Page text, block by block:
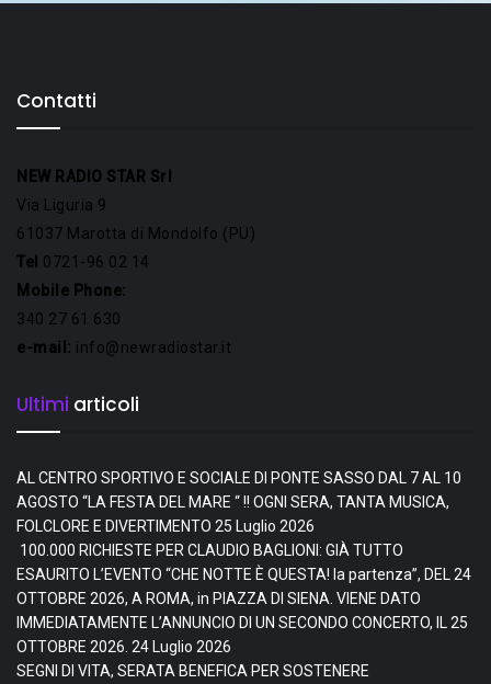
Contatti
NEW RADIO STAR Srl
Via Liguria 9
61037 Marotta di Mondolfo (PU)
Tel 0721-96 02 14
Mobile Phone:
340 27 61 630
e-mail: info@newradiostar.it
Ultimi articoli
AL CENTRO SPORTIVO E SOCIALE DI PONTE SASSO DAL 7 AL 10
AGOSTO “LA FESTA DEL MARE “ !! OGNI SERA, TANTA MUSICA,
FOLCLORE E DIVERTIMENTO 25 Luglio 2026
100.000 RICHIESTE PER CLAUDIO BAGLIONI: GIÀ TUTTO
ESAURITO L’EVENTO “CHE NOTTE È QUESTA! la partenza”, DEL 24
OTTOBRE 2026, A ROMA, in PIAZZA DI SIENA. VIENE DATO
IMMEDIATAMENTE L’ANNUNCIO DI UN SECONDO CONCERTO, IL 25
OTTOBRE 2026. 24 Luglio 2026
SEGNI DI VITA, SERATA BENEFICA PER SOSTENERE